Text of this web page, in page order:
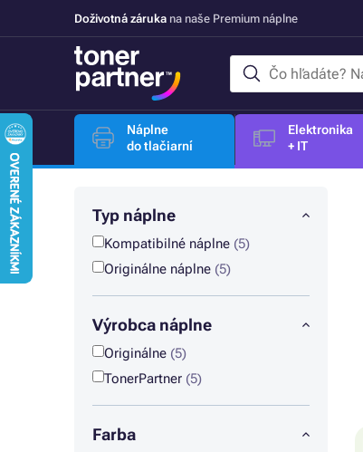
Doživotná záruka na naše Premium náplne
Náplne
do tlačiarní
Elektronika
+ IT
Typ náplne
Kompatibilné náplne (5)
Originálne náplne (5)
Výrobca náplne
Originálne (5)
TonerPartner (5)
Farba